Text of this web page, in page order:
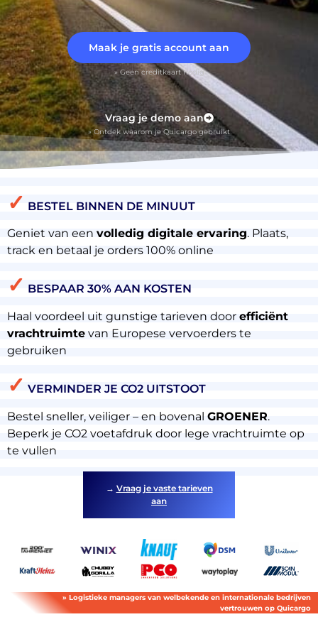
About
the
Bestemmingen
Maak je gratis account aan
» Geen creditkaart nodig
Vraag je demo aan
» Ontdek waarom je Quicargo gebruikt
✓ BESTEL BINNEN DE MINUUT
Geniet van een volledig digitale ervaring. Plaats,
track en betaal je orders 100% online
✓ BESPAAR 30% AAN KOSTEN
Haal voordeel uit gunstige tarieven door efficiënt
vrachtruimte van Europese vervoerders te
gebruiken
✓ VERMINDER JE CO2 UITSTOOT
Bestel sneller, veiliger – en bovenal GROENER.
Beperk je CO2 voetafdruk door lege vrachtruimte op
te vullen
→ Vraag je vaste tarieven
aan
» Logistieke managers van welbekende en internationale bedrijven
vertrouwen op Quicargo